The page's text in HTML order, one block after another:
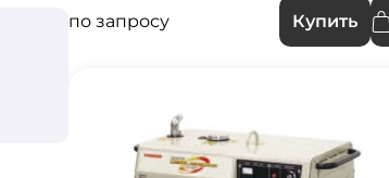
по запросу Купить